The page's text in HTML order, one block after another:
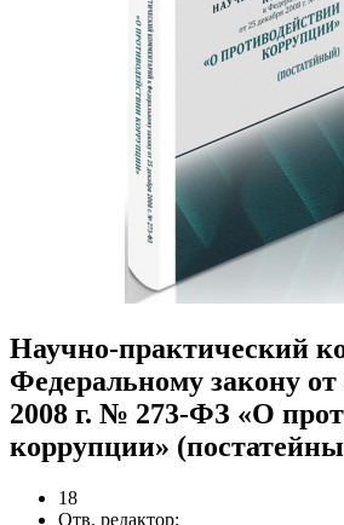
Научно-практический
Федеральному закону от
2008 г. № 273-ФЗ «О
коррупции»
18
Отв. редактор: